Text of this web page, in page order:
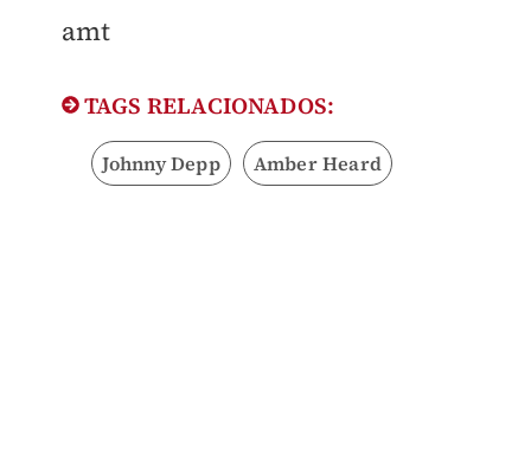
​amt
TAGS RELACIONADOS:
Johnny Depp Amber Heard